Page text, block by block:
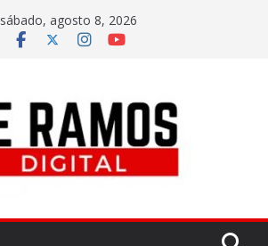
sábado, agosto 8, 2026